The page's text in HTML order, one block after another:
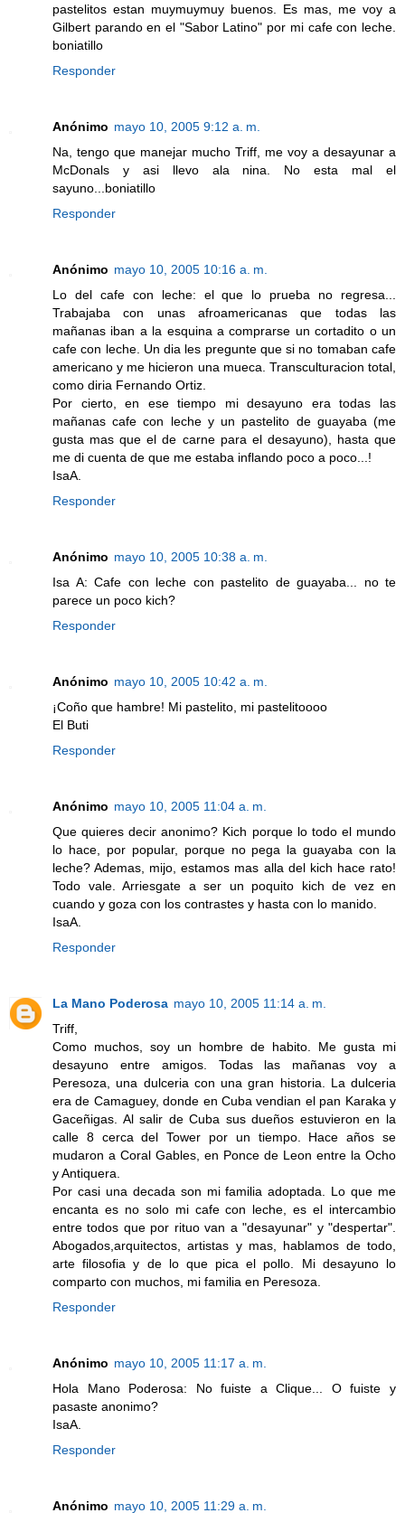
pastelitos estan muymuymuy buenos. Es mas, me voy a
Gilbert parando en el "Sabor Latino" por mi cafe con leche.
boniatillo
Responder
Anónimo mayo 10, 2005 9:12 a. m.
Na, tengo que manejar mucho Triff, me voy a desayunar a
McDonals y asi llevo ala nina. No esta mal el
sayuno...boniatillo
Responder
Anónimo mayo 10, 2005 10:16 a. m.
Lo del cafe con leche: el que lo prueba no regresa...
Trabajaba con unas afroamericanas que todas las
mañanas iban a la esquina a comprarse un cortadito o un
cafe con leche. Un dia les pregunte que si no tomaban cafe
americano y me hicieron una mueca. Transculturacion total,
como diria Fernando Ortiz.
Por cierto, en ese tiempo mi desayuno era todas las
mañanas cafe con leche y un pastelito de guayaba (me
gusta mas que el de carne para el desayuno), hasta que
me di cuenta de que me estaba inflando poco a poco...!
IsaA.
Responder
Anónimo mayo 10, 2005 10:38 a. m.
Isa A: Cafe con leche con pastelito de guayaba... no te
parece un poco kich?
Responder
Anónimo mayo 10, 2005 10:42 a. m.
¡Coño que hambre! Mi pastelito, mi pastelitoooo
El Buti
Responder
Anónimo mayo 10, 2005 11:04 a. m.
Que quieres decir anonimo? Kich porque lo todo el mundo
lo hace, por popular, porque no pega la guayaba con la
leche? Ademas, mijo, estamos mas alla del kich hace rato!
Todo vale. Arriesgate a ser un poquito kich de vez en
cuando y goza con los contrastes y hasta con lo manido.
IsaA.
Responder
La Mano Poderosa mayo 10, 2005 11:14 a. m.
Triff,
Como muchos, soy un hombre de habito. Me gusta mi
desayuno entre amigos. Todas las mañanas voy a
Peresoza, una dulceria con una gran historia. La dulceria
era de Camaguey, donde en Cuba vendian el pan Karaka y
Gaceñigas. Al salir de Cuba sus dueños estuvieron en la
calle 8 cerca del Tower por un tiempo. Hace años se
mudaron a Coral Gables, en Ponce de Leon entre la Ocho
y Antiquera.
Por casi una decada son mi familia adoptada. Lo que me
encanta es no solo mi cafe con leche, es el intercambio
entre todos que por rituo van a "desayunar" y "despertar".
Abogados,arquitectos, artistas y mas, hablamos de todo,
arte filosofia y de lo que pica el pollo. Mi desayuno lo
comparto con muchos, mi familia en Peresoza.
Responder
Anónimo mayo 10, 2005 11:17 a. m.
Hola Mano Poderosa: No fuiste a Clique... O fuiste y
pasaste anonimo?
IsaA.
Responder
Anónimo mayo 10, 2005 11:29 a. m.